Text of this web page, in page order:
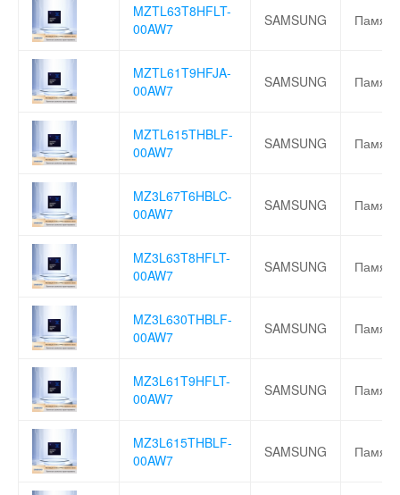
MZTL63T8HFLT-
00AW7
SAMSUNG Память
MZTL61T9HFJA-
00AW7
SAMSUNG Память
MZTL615THBLF-
00AW7
SAMSUNG Память
MZ3L67T6HBLC-
00AW7
SAMSUNG Память
MZ3L63T8HFLT-
00AW7
SAMSUNG Память
MZ3L630THBLF-
00AW7
SAMSUNG Память
MZ3L61T9HFLT-
00AW7
SAMSUNG Память
MZ3L615THBLF-
00AW7
SAMSUNG Память